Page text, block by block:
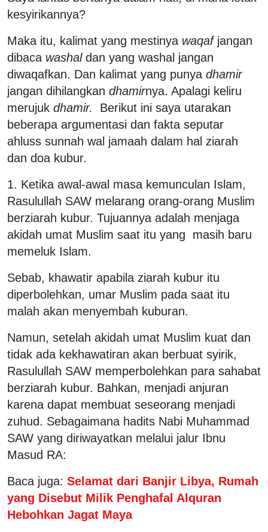
kesyirikannya?
Maka itu, kalimat yang mestinya waqafjangan
dibaca washaldan yang washal jangan
diwaqafkan. Dan kalimat yang punya dhamir
jangan dihilangkan dhamirnya. Apalagi keliru
merujuk dhamir.
Berikut ini saya utarakan
beberapa argumentasi dan fakta seputar
ahluss sunnah wal jamaah dalam hal ziarah
dan doa kubur.
1. Ketika awal-awal masa kemunculan Islam,
Rasulullah SAW melarang orang-orang Muslim
berziarah kubur. Tujuannya adalah menjaga
akidah umat Muslim saat itu yang masih baru
memeluk Islam.
Sebab, khawatir apabila ziarah kubur itu
diperbolehkan, umar Muslim pada saat itu
malah akan menyembah kuburan.
Namun, setelah akidah umat Muslim kuat dan
tidak ada kekhawatiran akan berbuat syirik,
Rasulullah SAW memperbolehkan para sahabat
berziarah kubur. Bahkan, menjadi anjuran
karena dapat membuat seseorang menjadi
zuhud. Sebagaimana hadits Nabi Muhammad
SAW yang diriwayatkan melalui jalur Ibnu
Masud RA:
Baca juga: Selamat dari Banjir Libya, Rumah
yang Disebut Milik Penghafal Alquran
Hebohkan Jagat Maya